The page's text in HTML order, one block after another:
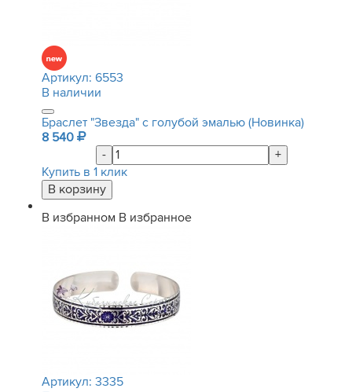
Артикул: 6553
В наличии
Браслет "Звезда" с голубой эмалью (Новинка)
8 540
-
+
Купить в 1 клик
В избранном В избранное
Артикул: 3335